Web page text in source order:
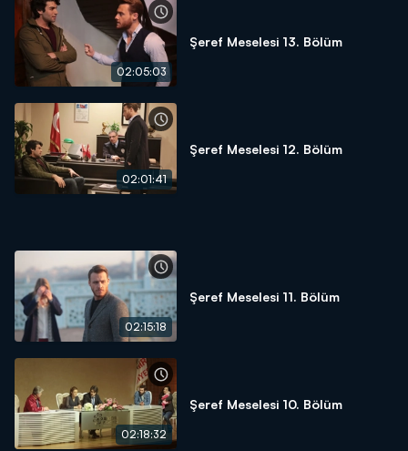
02:05:03
Şeref Meselesi 13. Bölüm
02:01:41
Şeref Meselesi 12. Bölüm
02:15:18
Şeref Meselesi 11. Bölüm
02:18:32
Şeref Meselesi 10. Bölüm